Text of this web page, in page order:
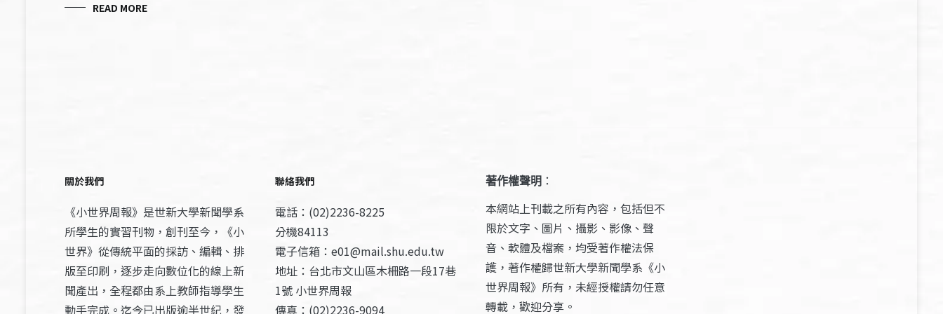
READ MORE
關於我們
《小世界周報》是世新大學新聞學系
所學生的實習刊物，創刊至今，《小
世界》從傳統平面的採訪、編輯、排
版至印刷，逐步走向數位化的線上新
聞產出，全程都由系上教師指導學生
動手完成。迄今已出版逾半世紀，發
聯絡我們
電話：(02)2236-8225
分機84113
電子信箱：e01@mail.shu.edu.tw
地址：台北市文山區木柵路一段17巷
1號 小世界周報
傳真：(02)2236-9094
著作權聲明 ：
本網站上刊載之所有內容，包括但不
限於文字、圖片、攝影、影像、聲
音、軟體及檔案，均受著作權法保
護，著作權歸世新大學新聞學系《小
世界周報》所有，未經授權請勿任意
轉載，歡迎分享。